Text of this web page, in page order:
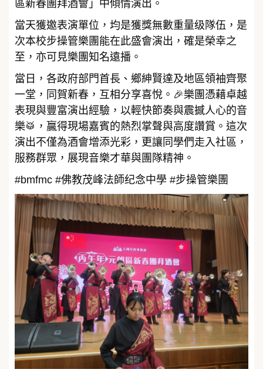
區新春團拜酒會」中傾情演出。
當天獲邀表演單位，均是獲獎無數重量级隊伍，是
次本校步操管樂團能在此盛會演出，確是榮幸之
至，亦可見樂團知名遠播。
當日，各政府部門首長、鄉紳賢達及地區領袖齊聚
一堂，同賀新春，互相分享喜悅。🎉樂團憑藉卓越
表現與豐富演出經驗，以輕快節奏與震撼人心的音
樂🥁，贏得現場嘉賓的熱烈掌聲與高度讚賞。這次
演出不僅為酒會增添光彩，更讓同學們走入社區，
服務群眾，展現音樂才華與團隊精神。
#bmfmc #佛教茂峰法師纪念中學 #步操管樂團